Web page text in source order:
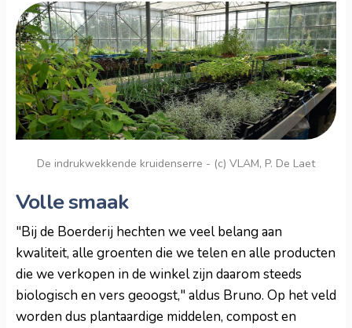
De indrukwekkende kruidenserre - (c) VLAM, P. De Laet
Volle smaak
"Bij de Boerderij hechten we veel belang aan
kwaliteit, alle groenten die we telen en alle producten
die we verkopen in de winkel zijn daarom steeds
biologisch en vers geoogst," aldus Bruno. Op het veld
worden dus plantaardige middelen, compost en